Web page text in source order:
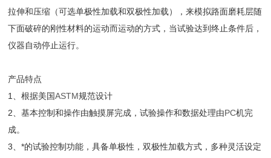
拉伸和压缩（可选单极性加载和双极性加载），来模拟路面磨耗层随
下面破碎的刚性材料的运动而运动的方式，当试验达到终止条件后，
仪器自动停止运行。
产品特点
1
、根据美国ASTM规范设计
2 、基本控制和操作由触摸屏完成，试验操作和数据处理由PC机完
成。
3 、*的试验控制功能，具备单极性，双极性加载方式，多种灵活设定